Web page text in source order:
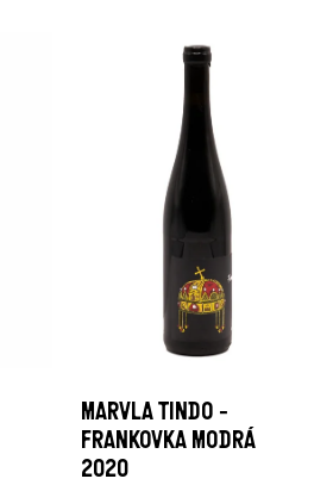
MARVLA TINDO -
FRANKOVKA MODRÁ
2020